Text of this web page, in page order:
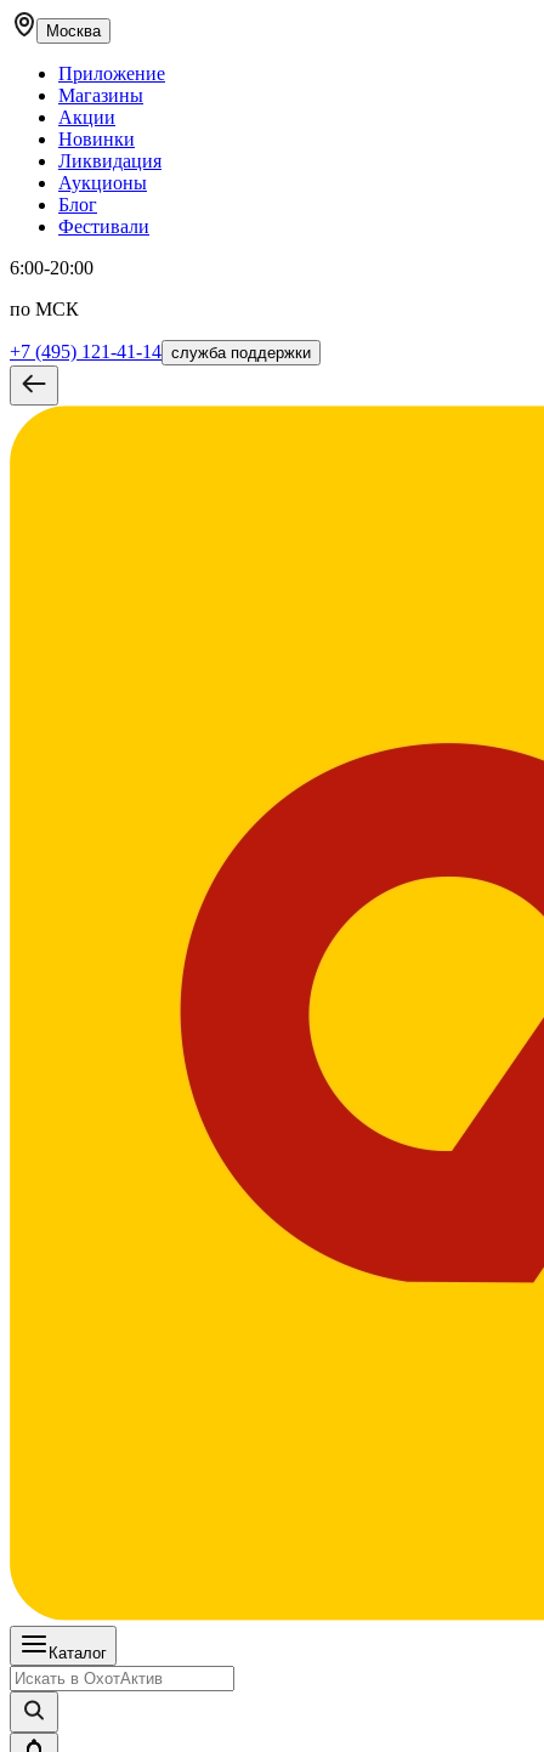
Москва
Приложение
Магазины
Акции
Новинки
Ликвидация
Аукционы
Блог
Фестивали
6:00-20:00
по МСК
+7 (495) 121-41-14 служба поддержки
Каталог